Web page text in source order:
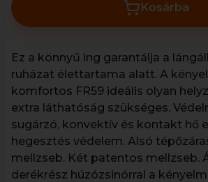
Kosárba
Ez a könnyű ing garantálja a
ruházat élettartama alatt. A
komfortos FR59 ideális olyan
extra láthatóság szükséges.
sugárzó, konvektív és kontakt hő
hegesztés védelem. Alsó
mellzseb. Két patentos mellzseb.
derékrész húzózsinórral a